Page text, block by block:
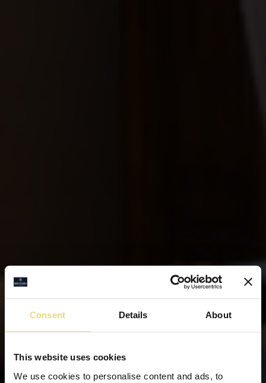
Consent Details About
This website uses cookies
We use cookies to personalise content and ads, to